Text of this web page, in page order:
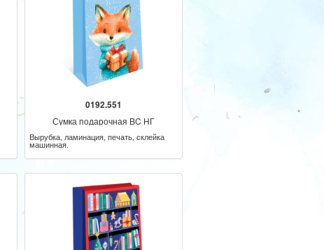
0192.551
Сумка подарочная BC НГ
Вырубка, ламинация, печать, склейка
машинная.